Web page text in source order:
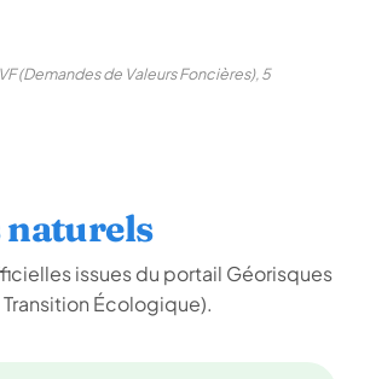
(Demandes de Valeurs Foncières), 5
naturels
issues du portail Géorisques
Écologique).